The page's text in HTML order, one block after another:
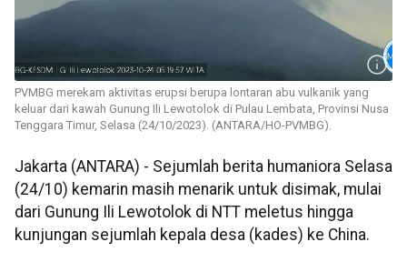
PVMBG merekam aktivitas erupsi berupa lontaran abu vulkanik yang
keluar dari kawah Gunung Ili Lewotolok di Pulau Lembata, Provinsi Nusa
Tenggara Timur, Selasa (24/10/2023). (ANTARA/HO-PVMBG).
Jakarta (ANTARA) - Sejumlah berita humaniora Selasa
(24/10) kemarin masih menarik untuk disimak, mulai
dari Gunung Ili Lewotolok di NTT meletus hingga
kunjungan sejumlah kepala desa (kades) ke China.